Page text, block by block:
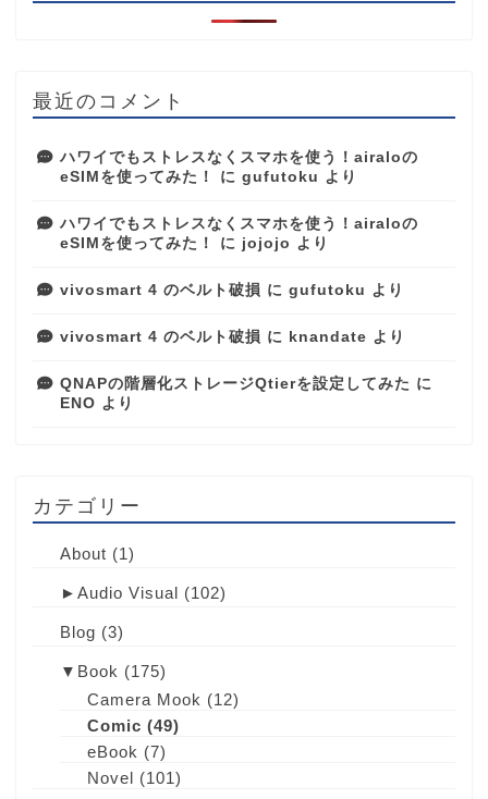
最近のコメント
ハワイでもストレスなくスマホを使う！airaloの
eSIMを使ってみた！
に gufutoku より
ハワイでもストレスなくスマホを使う！airaloの
eSIMを使ってみた！
に jojojo より
vivosmart 4 のベルト破損 に gufutoku より
vivosmart 4 のベルト破損 に knandate より
QNAPの階層化ストレージQtierを設定してみた に
ENO より
カテゴリー
About (1)
► Audio Visual (102)
Blog (3)
▼ Book (175)
Camera Mook (12)
Comic (49)
eBook (7)
Novel (101)